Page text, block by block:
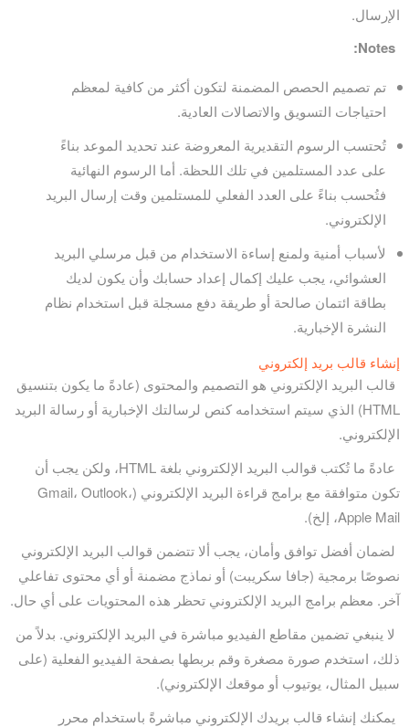
الإرسال.
Notes:
تم تصميم الحصص المضمنة لتكون أكثر من كافية لمعظم
احتياجات التسويق والاتصالات العادية.
تُحتسب الرسوم التقديرية المعروضة عند تحديد الموعد بناءً
على عدد المستلمين في تلك اللحظة. أما الرسوم النهائية
فتُحسب بناءً على العدد الفعلي للمستلمين وقت إرسال البريد
الإلكتروني.
لأسباب أمنية ولمنع إساءة الاستخدام من قبل مرسلي البريد
العشوائي، يجب عليك إكمال إعداد حسابك وأن يكون لديك
بطاقة ائتمان صالحة أو طريقة دفع مسجلة قبل استخدام نظام
النشرة الإخبارية.
إنشاء قالب بريد إلكتروني
قالب البريد الإلكتروني هو التصميم والمحتوى (عادةً ما يكون بتنسيق
HTML) الذي سيتم استخدامه كنص لرسالتك الإخبارية أو رسالة البريد
الإلكتروني.
عادةً ما تُكتب قوالب البريد الإلكتروني بلغة HTML، ولكن يجب أن
تكون متوافقة مع برامج قراءة البريد الإلكتروني (Gmail، Outlook،
Apple Mail، إلخ).
لضمان أفضل توافق وأمان، يجب ألا تتضمن قوالب البريد الإلكتروني
نصوصًا برمجية (جافا سكريبت) أو نماذج مضمنة أو أي محتوى تفاعلي
آخر. معظم برامج البريد الإلكتروني تحظر هذه المحتويات على أي حال.
لا ينبغي تضمين مقاطع الفيديو مباشرة في البريد الإلكتروني. بدلاً من
ذلك، استخدم صورة مصغرة وقم بربطها بصفحة الفيديو الفعلية (على
سبيل المثال، يوتيوب أو موقعك الإلكتروني).
يمكنك إنشاء قالب بريدك الإلكتروني مباشرةً باستخدام محرر